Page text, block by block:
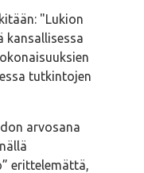
"Lukion
kansallisessa
tutkintojen
arvosana
erittelemättä,